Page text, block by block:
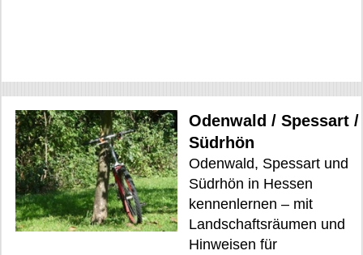
Odenwald / Spessart /
Südrhön
Odenwald, Spessart und
Südrhön in Hessen
kennenlernen – mit
Landschaftsräumen und
Hinweisen für